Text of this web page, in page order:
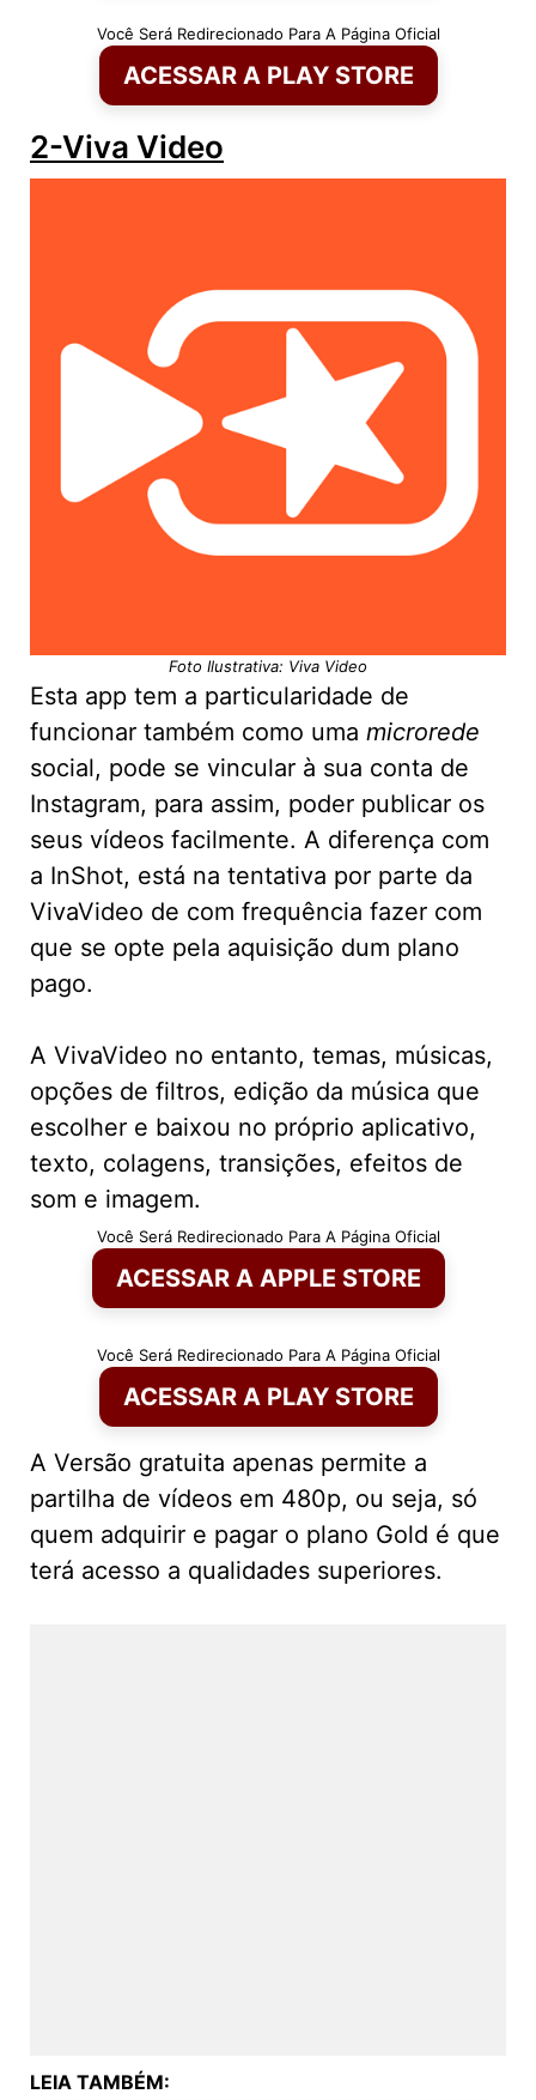
Você Será Redirecionado Para A Página Oficial
ACESSAR A PLAY STORE
2-Viva Video
Foto Ilustrativa: Viva Video
Esta app tem a particularidade de
funcionar também como uma microrede
social, pode se vincular à sua conta de
Instagram, para assim, poder publicar os
seus vídeos facilmente. A diferença com
a InShot, está na tentativa por parte da
VivaVideo de com frequência fazer com
que se opte pela aquisição dum plano
pago.
A VivaVideo no entanto, temas, músicas,
opções de filtros, edição da música que
escolher e baixou no próprio aplicativo,
texto, colagens, transições, efeitos de
som e imagem.
Você Será Redirecionado Para A Página Oficial
ACESSAR A APPLE STORE
Você Será Redirecionado Para A Página Oficial
ACESSAR A PLAY STORE
A Versão gratuita apenas permite a
partilha de vídeos em 480p, ou seja, só
quem adquirir e pagar o plano Gold é que
terá acesso a qualidades superiores.
LEIA TAMBÉM: